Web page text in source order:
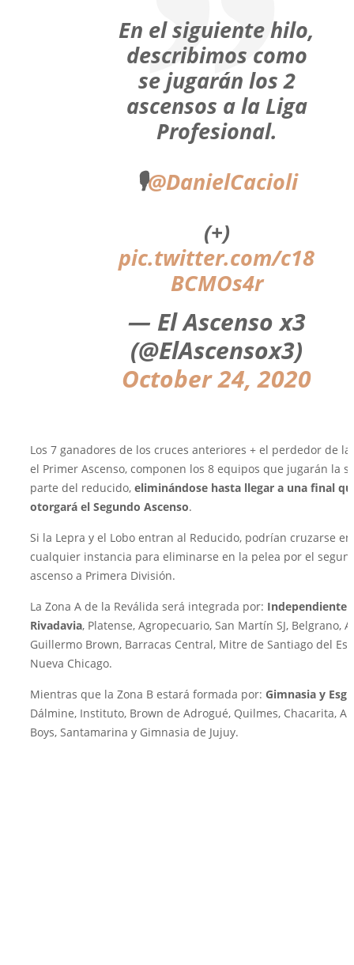
En el siguiente hilo,
describimos como
se jugarán los 2
ascensos a la Liga
Profesional.
🎙️@DanielCacioli
(+)
pic.twitter.com/c18
BCMOs4r
— El Ascenso x3
(@ElAscensox3)
October 24, 2020
Los 7 ganadores de los cruces anteriores + el perdedor de
el Primer Ascenso, componen los 8 equipos que jugarán la
parte del reducido, eliminándose hasta llegar a una final
otorgará el Segundo Ascenso.
Si la Lepra y el Lobo entran al Reducido, podrían cruzarse en
cualquier instancia para eliminarse en la pelea por el
ascenso a Primera División.
La Zona A de la Reválida será integrada por: Independiente
Rivadavia, Platense, Agropecuario, San Martín SJ, Belgrano,
Guillermo Brown, Barracas Central, Mitre de Santiago del
Nueva Chicago.
Mientras que la Zona B estará formada por: Gimnasia y
Dálmine, Instituto, Brown de Adrogué, Quilmes, Chacarita,
Boys, Santamarina y Gimnasia de Jujuy.